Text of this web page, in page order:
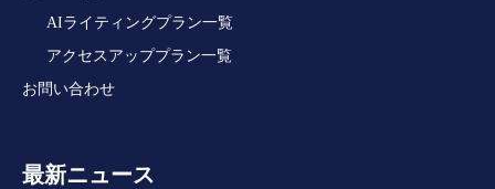
AIライティングプラン一覧
アクセスアッププラン一覧
お問い合わせ
最新ニュース